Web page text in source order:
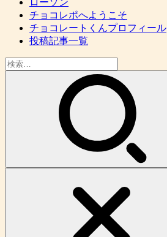
ローソン
チョコレポへようこそ
チョコレートくんプロフィール
投稿記事一覧
検
索: